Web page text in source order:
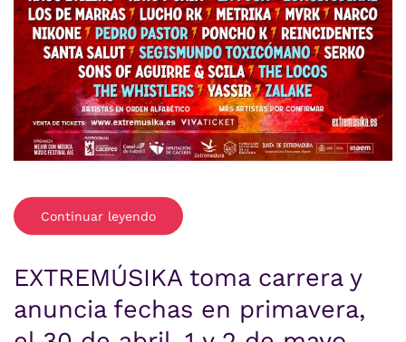
Continuar leyendo
EXTREMÚSIKA toma carrera y
anuncia fechas en primavera,